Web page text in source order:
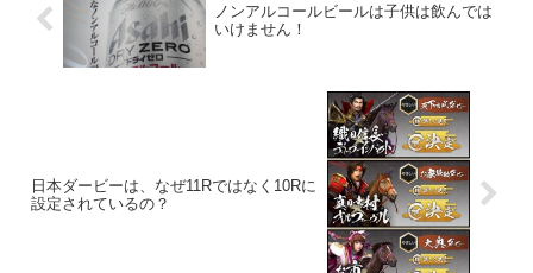
ノンアルコールビールは子供は飲んでは
いけません！
日本ダービーは、なぜ11Rではなく10Rに
設定されているの？